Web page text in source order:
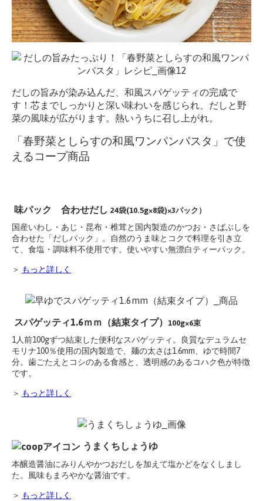
だしの旨みが染み込んだ、和風スパゲッティの完成で
す！芯までしっかりと深い味わいを感じられ、だしと野
菜の風味が広がります。熱いうちに召し上がれ。
「春野菜としらすの和風ワンパンパスタ」で使
えるコープ商品
味パック 合わせだし 24袋(10.5g×8袋)×3パック）
国産いわし・あじ・昆布・椎茸と国内製造のかつお・さばぶしを
合わせた「だしパック」。自然のうま味とコクで料理を引き立
て、食塩・調味料不使用です。使いやすい無漂白ティーパック。
＞ もっと詳しく
スパゲッティ1.6ｍｍ（結束タイプ） 100g×6束
1人前100gずつ結束した便利なスパゲッティ。良質なデュラムセ
モリナ100％使用の国内製造で、麺の太さは1.6mm、ゆで時間7
分。歯ごたえとコシのある食感と、透明感のあるコハク色が特徴
です。
＞ もっと詳しく
うまくちしょうゆ
本醸造醤油にみりんやかつおだしを加えて塩かどをなくしまし
た。風味もまろやかな醤油です。
＞ もっと詳しく